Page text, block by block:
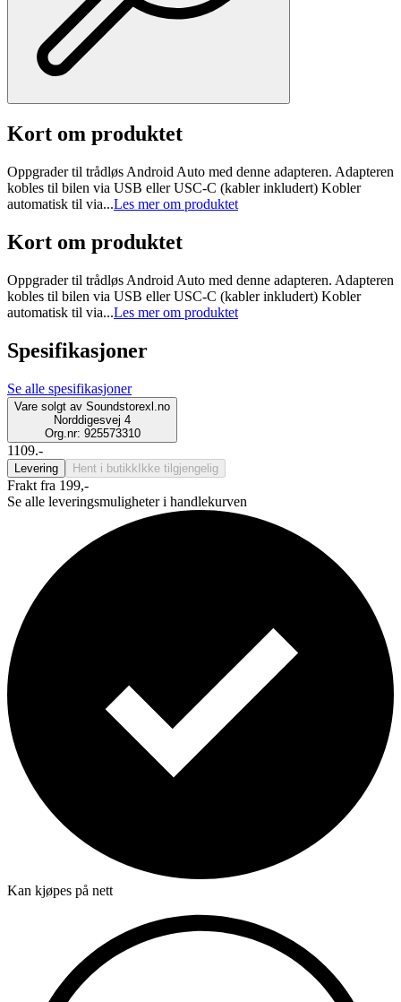
Kort om produktet
Oppgrader til trådløs Android Auto med denne adapteren. Adapteren
kobles til bilen via USB eller USC-C (kabler inkludert) Kobler
automatisk til via...Les mer om produktet
Kort om produktet
Oppgrader til trådløs Android Auto med denne adapteren. Adapteren
kobles til bilen via USB eller USC-C (kabler inkludert) Kobler
automatisk til via...Les mer om produktet
Spesifikasjoner
Se alle spesifikasjoner
Vare solgt av Soundstorexl.no
Norddigesvej 4
Org.nr: 925573310
1109.-
Levering Hent i butikk Ikke tilgjengelig
Frakt fra 199,-
Se alle leveringsmuligheter i handlekurven
Kan kjøpes på nett